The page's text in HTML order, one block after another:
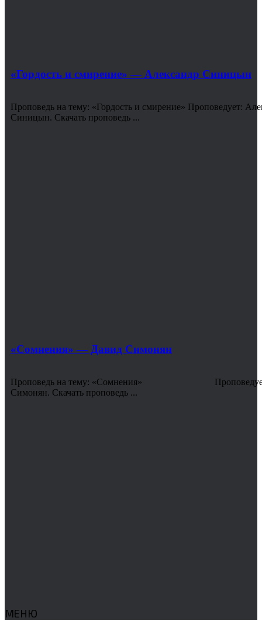
«Гордость и смирение» — Александр Синицын
Проповедь на тему: «Гордость и смирение» Проповедует:
Синицын. Скачать проповедь ...
«Сомнения» — Давид Симонян
Проповедь на тему: «Сомнения»
Симонян. Скачать проповедь ...
МЕНЮ